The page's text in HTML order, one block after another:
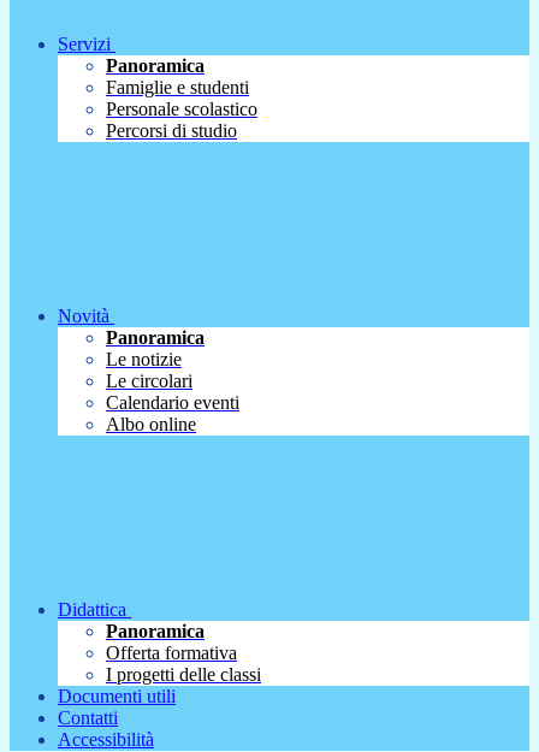
Servizi
Panoramica
Famiglie e studenti
Personale scolastico
Percorsi di studio
Novità
Panoramica
Le notizie
Le circolari
Calendario eventi
Albo online
Didattica
Panoramica
Offerta formativa
I progetti delle classi
Documenti utili
Contatti
Accessibilità